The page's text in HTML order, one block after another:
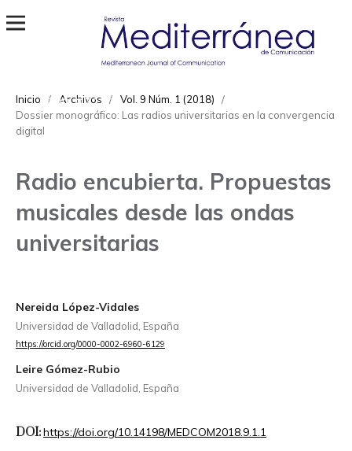
1989-872X
Inicio / Archivos / Vol. 9 Núm. 1 (2018)
/
Dossier monográfico: Las radios universitarias en la convergencia
digital
Radio encubierta. Propuestas
musicales desde las ondas
universitarias
Nereida López-Vidales
Universidad de Valladolid, España
https://orcid.org/0000-0002-6960-6129
Leire Gómez-Rubio
Universidad de Valladolid, España
DOI:https://doi.org/10.14198/MEDCOM2018.9.1.1